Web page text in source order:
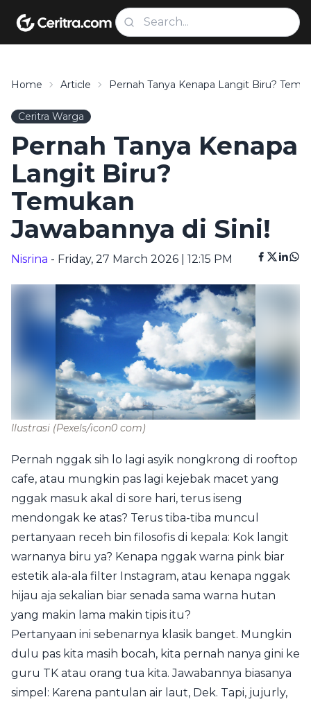
Home Article Pernah Tanya Kenapa Langit Biru?
Ceritra Warga
Pernah Tanya Kenapa
Langit Biru?
Temukan
Jawabannya di Sini!
Nisrina - Friday, 27 March 2026 | 12:15 PM
Ilustrasi (Pexels/icon0 com)
Pernah nggak sih lo lagi asyik nongkrong di rooftop
cafe, atau mungkin pas lagi kejebak macet yang
nggak masuk akal di sore hari, terus iseng
mendongak ke atas? Terus tiba-tiba muncul
pertanyaan receh bin filosofis di kepala: Kok langit
warnanya biru ya? Kenapa nggak warna pink biar
estetik ala-ala filter Instagram, atau kenapa nggak
hijau aja sekalian biar senada sama warna hutan
yang makin lama makin tipis itu?
Pertanyaan ini sebenarnya klasik banget. Mungkin
dulu pas kita masih bocah, kita pernah nanya gini ke
guru TK atau orang tua kita. Jawabannya biasanya
simpel: Karena pantulan air laut, Dek. Tapi, jujurly,